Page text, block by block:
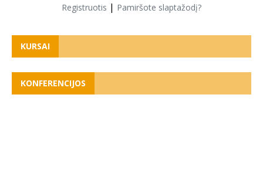
Registruotis | Pamiršote slaptažodį?
KURSAI
KONFERENCIJOS